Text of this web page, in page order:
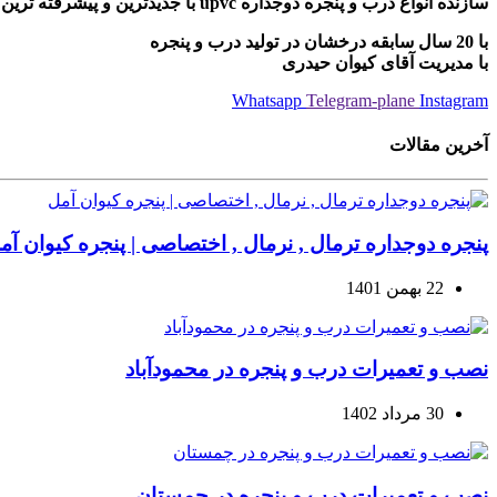
با 20 سال سابقه درخشان در تولید درب و پنجره
با مدیریت آقای کیوان حیدری
Whatsapp Telegram-plane Instagram
آخرین مقالات
پنجره دوجداره ترمال , نرمال , اختصاصی | پنجره کیوان
22 بهمن 1401
نصب و تعمیرات درب و پنجره در محمودآباد
30 مرداد 1402